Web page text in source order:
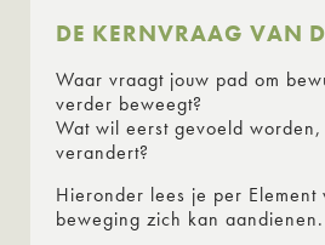
DE KERNVRAAG VAN
Waar vraagt jouw pad om
verder beweegt?
Wat wil eerst gevoeld
verandert?
Hieronder lees je per Element
beweging zich kan aandienen.